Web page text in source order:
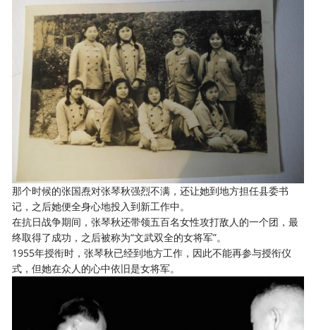
那个时候的张国焘对张琴秋强烈不满，还让她到地方担任县委书
记，之后她便全身心地投入到新工作中。
在抗日战争期间，张琴秋还带领五百名女性攻打敌人的一个团，最
终取得了成功，之后被称为“文武双全的女将军”。
1955年授衔时，张琴秋已经到地方工作，因此不能再参与授衔仪
式，但她在众人的心中依旧是女将军。